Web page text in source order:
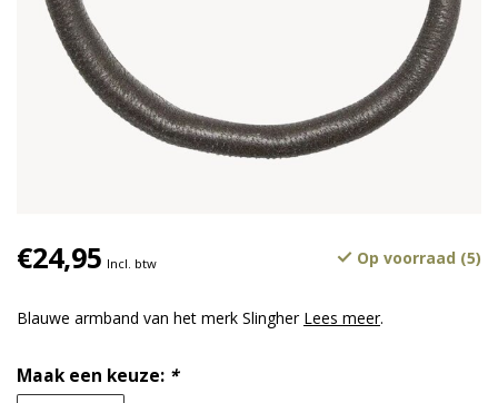
€24,95 Incl. btw Op voorraad (5)
Blauwe armband van het merk Slingher Lees meer.
Maak een keuze: *